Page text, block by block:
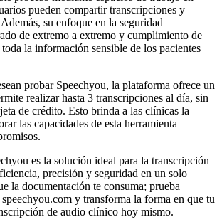
pueden compartir transcripciones y
su enfoque en la seguridad
de extremo a extremo y cumplimiento de
la información sensible de los pacientes
probar Speechyou, la plataforma ofrece un
realizar hasta 3 transcripciones al día, sin
de crédito. Esto brinda a las clínicas la
las capacidades de esta herramienta
es la solución ideal para la transcripción
precisión y seguridad en un solo
la documentación te consuma; prueba
y transforma la forma en que tu
de audio clínico hoy mismo.